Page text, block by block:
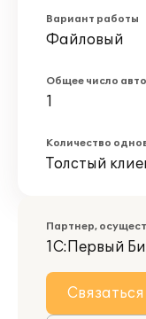
Вариант работы
Файловый
Общее число
1
Количество
Толстый
Партнер,
1С:Первый
Связаться